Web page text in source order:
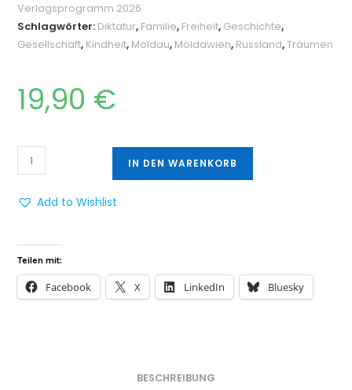
Verlagsprogramm 2026
Schlagwörter: Diktatur, Familie, Freiheit, Geschichte,
Gesellschaft, Kindheit, Moldau, Moldawien, Russland,Träumen
19,90 €
IN DEN WARENKORB
Add to Wishlist
Teilen mit:
Facebook X LinkedIn Bluesky
BESCHREIBUNG